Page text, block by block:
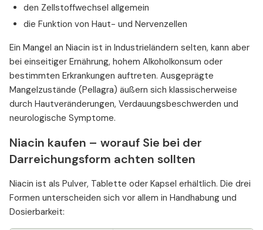
den Zellstoffwechsel allgemein
die Funktion von Haut- und Nervenzellen
Ein Mangel an Niacin ist in Industrieländern selten, kann aber
bei einseitiger Ernährung, hohem Alkoholkonsum oder
bestimmten Erkrankungen auftreten. Ausgeprägte
Mangelzustände (Pellagra) äußern sich klassischerweise
durch Hautveränderungen, Verdauungsbeschwerden und
neurologische Symptome.
Niacin kaufen – worauf Sie bei der
Darreichungsform achten sollten
Niacin ist als Pulver, Tablette oder Kapsel erhältlich. Die drei
Formen unterscheiden sich vor allem in Handhabung und
Dosierbarkeit: